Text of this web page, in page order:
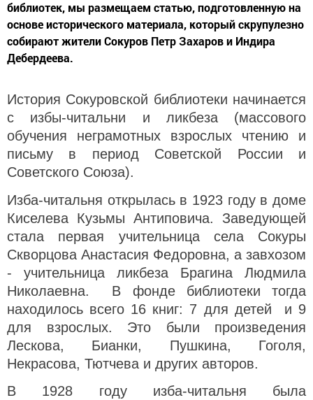
библиотек, мы размещаем статью, подготовленную на
основе исторического материала, который скрупулезно
собирают жители Сокуров Петр Захаров и Индира
Дебердеева.
История Сокуровской библиотеки начинается
с избы-читальни и ликбеза (массового
обучения неграмотных взрослых чтению и
письму в период Советской России и
Советского Союза).
Изба-читальня открылась в 1923 году в доме
Киселева Кузьмы Антиповича. Заведующей
стала первая учительница села Сокуры
Скворцова Анастасия Федоровна, а завхозом
- учительница ликбеза Брагина Людмила
Николаевна. В фонде библиотеки тогда
находилось всего 16 книг: 7 для детей и 9
для взрослых. Это были произведения
Лескова, Бианки, Пушкина, Гоголя,
Некрасова, Тютчева и других авторов.
В 1928 году изба-читальня была